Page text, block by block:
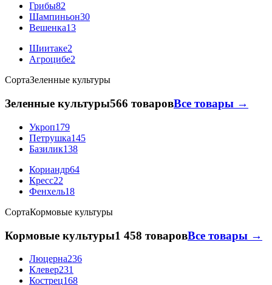
Грибы82
Шампиньон30
Вешенка13
Шиитаке2
Агроцибе2
СортаЗеленные культуры
Зеленные культуры566 товаровВсе товары →
Укроп179
Петрушка145
Базилик138
Кориандр64
Кресс22
Фенхель18
СортаКормовые культуры
Кормовые культуры1 458 товаровВсе товары →
Люцерна236
Клевер231
Кострец168